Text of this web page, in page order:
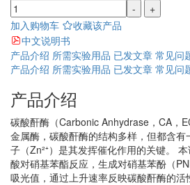
-
+
加入购物车
收藏该产品
中文说明书
产品介绍 所需实验用品 已发文章 常见问
产品介绍 所需实验用品 已发文章 常见问
产品介绍
碳酸酐酶（Carbonic Anhydrase，CA，
金属酶，碳酸酐酶的结构多样，但都含
子（Zn²⁺）是其发挥催化作用的关键。
酸对硝基苯酯反应，生成对硝基苯酚（
吸光值，通过上升速率反映碳酸酐酶的活